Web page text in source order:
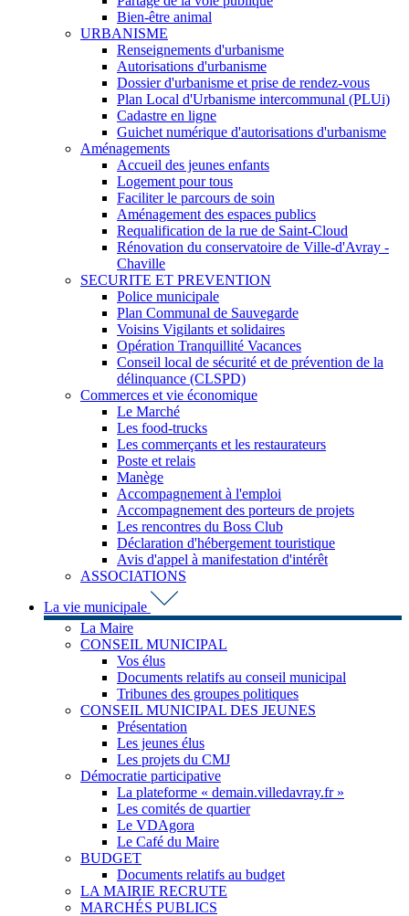
Bien-être animal
URBANISME
Renseignements d'urbanisme
Autorisations d'urbanisme
Dossier d'urbanisme et prise de rendez-vous
Plan Local d'Urbanisme intercommunal (PLUi)
Cadastre en ligne
Guichet numérique d'autorisations d'urbanisme
Aménagements
Accueil des jeunes enfants
Logement pour tous
Faciliter le parcours de soin
Aménagement des espaces publics
Requalification de la rue de Saint-Cloud
Rénovation du conservatoire de Ville-d'Avray -
Chaville
SECURITE ET PREVENTION
Police municipale
Plan Communal de Sauvegarde
Voisins Vigilants et solidaires
Opération Tranquillité Vacances
Conseil local de sécurité et de prévention de la
délinquance (CLSPD)
Commerces et vie économique
Le Marché
Les food-trucks
Les commerçants et les restaurateurs
Poste et relais
Manège
Accompagnement à l'emploi
Accompagnement des porteurs de projets
Les rencontres du Boss Club
Déclaration d'hébergement touristique
Avis d'appel à manifestation d'intérêt
ASSOCIATIONS
La vie municipale
La Maire
CONSEIL MUNICIPAL
Vos élus
Documents relatifs au conseil municipal
Tribunes des groupes politiques
CONSEIL MUNICIPAL DES JEUNES
Présentation
Les jeunes élus
Les projets du CMJ
Démocratie participative
La plateforme « demain.villedavray.fr »
Les comités de quartier
Le VDAgora
Le Café du Maire
BUDGET
Documents relatifs au budget
LA MAIRIE RECRUTE
MARCHÉS PUBLICS